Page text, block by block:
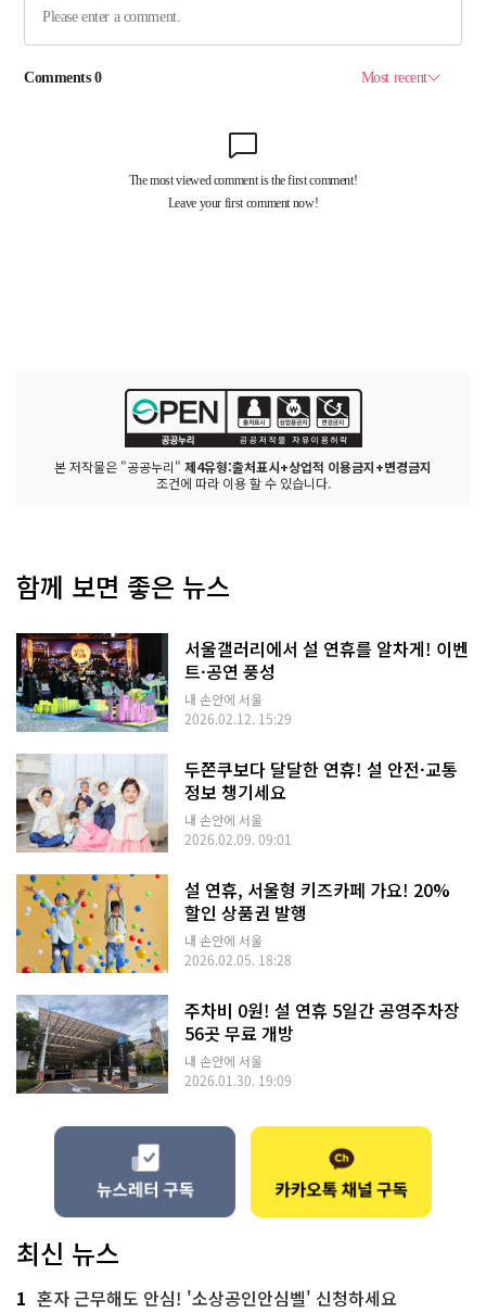
본 저작물은 "공공누리" 제4유형:출처표시+상업적 이용금지+변경금지
조건에 따라 이용 할 수 있습니다.
함께 보면 좋은 뉴스
서울갤러리에서 설 연휴를 알차게! 이벤
트·공연 풍성
내 손안에 서울
2026.02.12. 15:29
두쫀쿠보다 달달한 연휴! 설 안전·교통
정보 챙기세요
내 손안에 서울
2026.02.09. 09:01
설 연휴, 서울형 키즈카페 가요! 20%
할인 상품권 발행
내 손안에 서울
2026.02.05. 18:28
주차비 0원! 설 연휴 5일간 공영주차장
56곳 무료 개방
내 손안에 서울
2026.01.30. 19:09
최신 뉴스
1 혼자 근무해도 안심! '소상공인안심벨' 신청하세요